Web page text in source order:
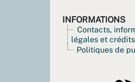
INFORMATIONS
Contacts,
légales et crédits
Politiques de